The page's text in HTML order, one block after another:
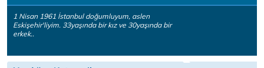
1 Nisan 1961 İstanbul doğumluyum, aslen
Eskişehir'liyim. 33yaşında bir kız ve 30yaşında bir
erkek..